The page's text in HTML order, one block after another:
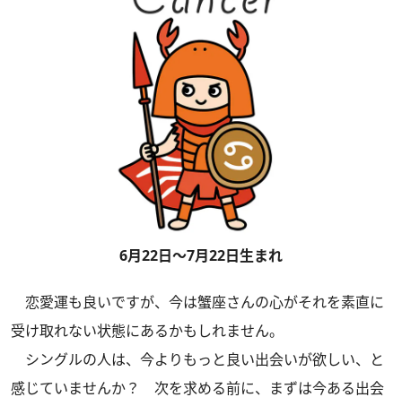
6月22日～7月22日生まれ
恋愛運も良いですが、今は蟹座さんの心がそれを素直に
受け取れない状態にあるかもしれません。
シングルの人は、今よりもっと良い出会いが欲しい、と
感じていませんか？ 次を求める前に、まずは今ある出会